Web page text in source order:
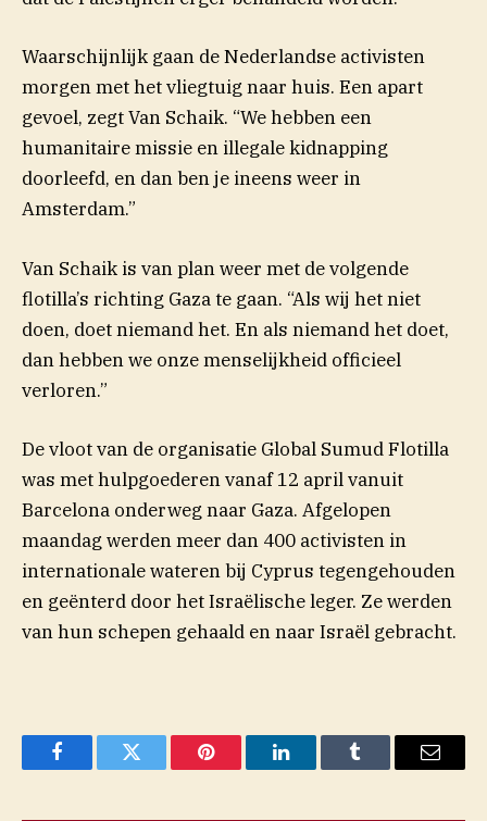
Waarschijnlijk gaan de Nederlandse activisten
morgen met het vliegtuig naar huis. Een apart
gevoel, zegt Van Schaik. “We hebben een
humanitaire missie en illegale kidnapping
doorleefd, en dan ben je ineens weer in
Amsterdam.”
Van Schaik is van plan weer met de volgende
flotilla’s richting Gaza te gaan. “Als wij het niet
doen, doet niemand het. En als niemand het doet,
dan hebben we onze menselijkheid officieel
verloren.”
De vloot van de organisatie Global Sumud Flotilla
was met hulpgoederen vanaf 12 april vanuit
Barcelona onderweg naar Gaza. Afgelopen
maandag werden meer dan 400 activisten in
internationale wateren bij Cyprus tegengehouden
en geënterd door het Israëlische leger. Ze werden
van hun schepen gehaald en naar Israël gebracht.
FacebookTwitter Pinterest LinkedInTumblr Email